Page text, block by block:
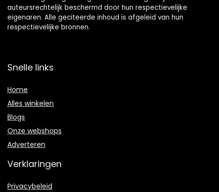
auteursrechtelijk beschermd door hun respectievelijke
eigenaren. Alle geciteerde inhoud is afgeleid van hun
respectievelijke bronnen.
Snelle links
Home
Alles winkelen
Blogs
Onze webshops
Adverteren
Verklaringen
Privacybeleid